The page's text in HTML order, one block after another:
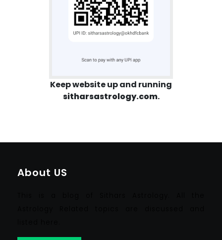
Keep website up and running
sitharsastrology.com.
About US